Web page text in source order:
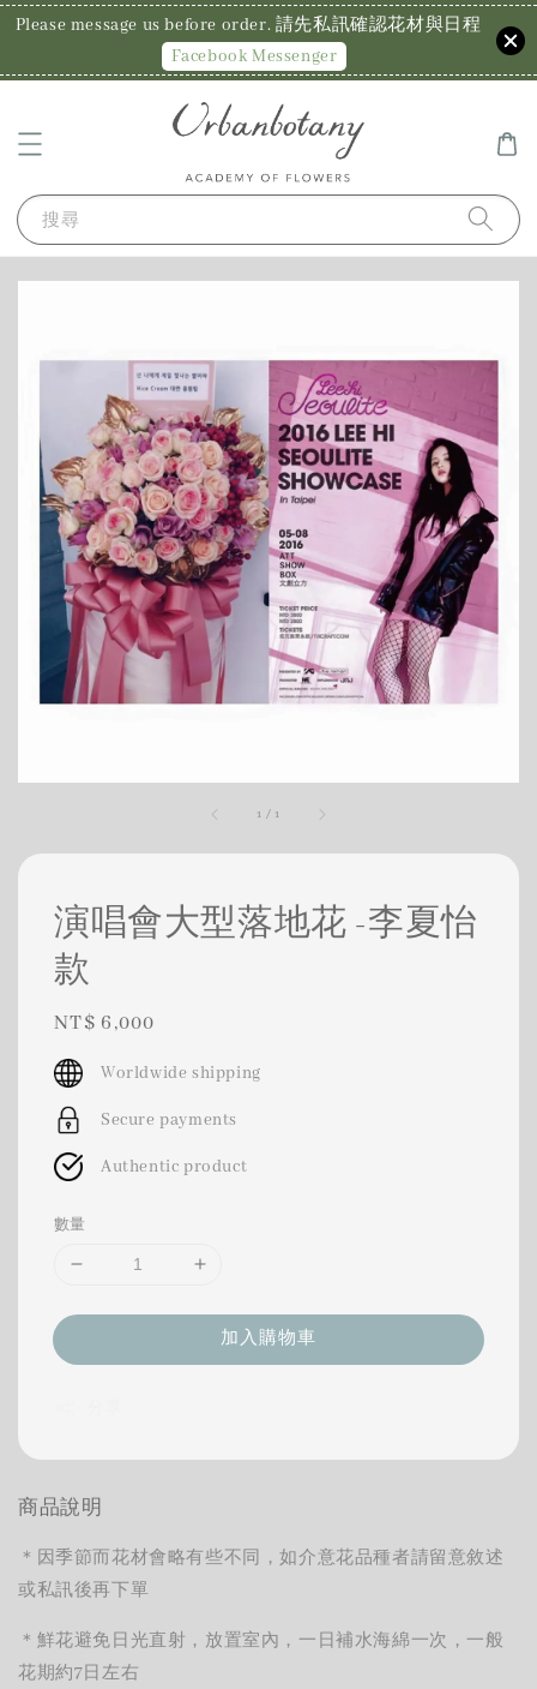
Please message us before order. 請先私訊確認花材與日程
Facebook Messenger
搜尋
1 / 1
演唱會大型落地花 -李夏怡
款
Regular
price
NT$ 6,000
Worldwide shipping
Secure payments
Authentic product
數量
加入購物車
商品說明
＊因季節而花材會略有些不同，如介意花品種者請留意敘述
或私訊後再下單
＊鮮花避免日光直射，放置室內，一日補水海綿一次，一般
花期約7日左右